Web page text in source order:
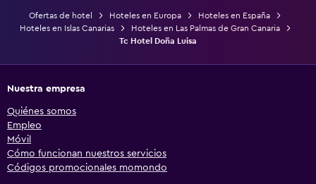
Ofertas de hotel Hoteles en Europa
Hoteles en España
Hoteles en Islas Canarias
Hoteles en Las Palmas de Gran Canaria
Tc Hotel Doña Luisa
Nuestra empresa
Quiénes somos
Empleo
Móvil
Cómo funcionan nuestros servicios
Códigos promocionales momondo